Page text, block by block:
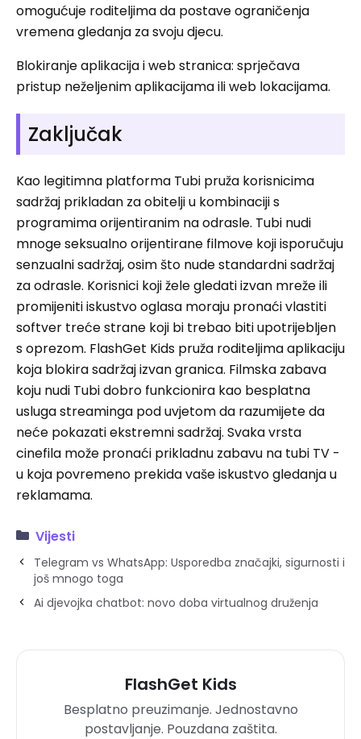
omogućuje roditeljima da postave ograničenja
vremena gledanja za svoju djecu.
Blokiranje aplikacija i web stranica: sprječava
pristup neželjenim aplikacijama ili web lokacijama.
Zaključak
Kao legitimna platforma Tubi pruža korisnicima
sadržaj prikladan za obitelji u kombinaciji s
programima orijentiranim na odrasle. Tubi nudi
mnoge seksualno orijentirane filmove koji isporučuju
senzualni sadržaj, osim što nude standardni sadržaj
za odrasle. Korisnici koji žele gledati izvan mreže ili
promijeniti iskustvo oglasa moraju pronaći vlastiti
softver treće strane koji bi trebao biti upotrijebljen
s oprezom. FlashGet Kids pruža roditeljima aplikaciju
koja blokira sadržaj izvan granica. Filmska zabava
koju nudi Tubi dobro funkcionira kao besplatna
usluga streaminga pod uvjetom da razumijete da
neće pokazati ekstremni sadržaj. Svaka vrsta
cinefila može pronaći prikladnu zabavu na tubi TV -
u koja povremeno prekida vaše iskustvo gledanja u
reklamama.
Vijesti
Telegram vs WhatsApp: Usporedba značajki, sigurnosti i
još mnogo toga
Ai djevojka chatbot: novo doba virtualnog druženja
FlashGet Kids
Besplatno preuzimanje. Jednostavno
postavljanje. Pouzdana zaštita.